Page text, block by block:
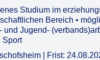
Studium im
Bereich •
und Jugend-
Sport
| Frist: